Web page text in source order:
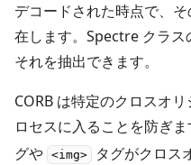
デコードされた時点で、
在します。Spectre クラ
それを抽出できます。
CORB は特定のクロスオ
ロセスに入ることを防ぎま
グや <img>
タグがクロス